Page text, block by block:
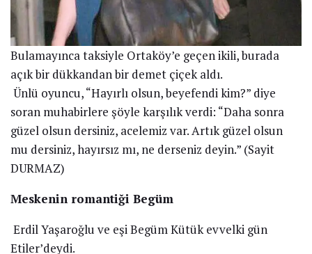
Bulamayınca taksiyle Ortaköy’e geçen ikili, burada
açık bir dükkandan bir demet çiçek aldı.
Ünlü oyuncu, “Hayırlı olsun, beyefendi kim?” diye
soran muhabirlere şöyle karşılık verdi: “Daha sonra
güzel olsun dersiniz, acelemiz var. Artık güzel olsun
mu dersiniz, hayırsız mı, ne derseniz deyin.” (Sayit
DURMAZ)
Meskenin romantiği Begüm
Erdil Yaşaroğlu ve eşi Begüm Kütük evvelki gün
Etiler’deydi.